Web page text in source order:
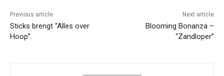
Previous article
Sticks brengt “Alles over
Hoop”.
Next article
Blooming Bonanza –
“Zandloper”